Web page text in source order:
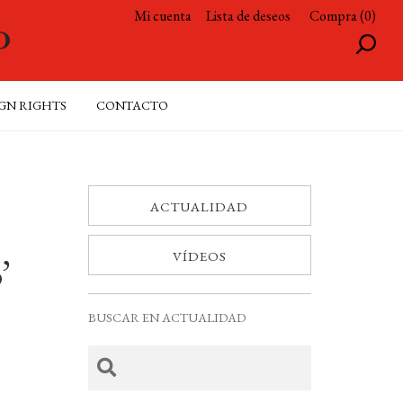
Mi cuenta Lista de deseos Compra (0)
RIGHTS CONTACTO
ACTUALIDAD
VÍDEOS
BUSCAR EN ACTUALIDAD